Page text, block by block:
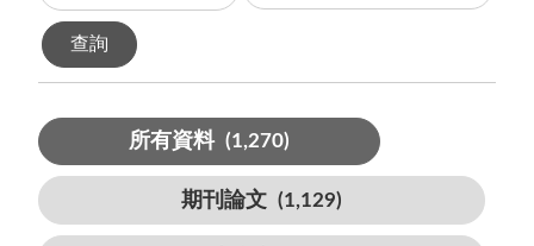
查詢
所有資料 (1,270)
期刊論文 (1,129)